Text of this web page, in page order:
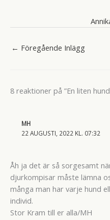
← Föregående Inlägg
8 reaktioner på ”En liten
MH
22 AUGUSTI, 2022 KL. 07:32
Åh ja det är så sorgesamt
djurkompisar måste lämna
många man har varje hund
individ.
Stor Kram till er alla/MH